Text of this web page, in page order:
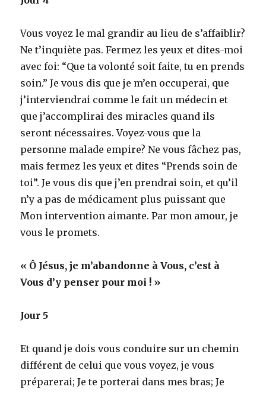
Vous voyez le mal grandir au lieu de s’affaiblir?
Ne t’inquiète pas. Fermez les yeux et dites-moi
avec foi: “Que ta volonté soit faite, tu en prends
soin.” Je vous dis que je m’en occuperai, que
j’interviendrai comme le fait un médecin et
que j’accomplirai des miracles quand ils
seront nécessaires. Voyez-vous que la
personne malade empire? Ne vous fâchez pas,
mais fermez les yeux et dites “Prends soin de
toi”. Je vous dis que j’en prendrai soin, et qu’il
n’y a pas de médicament plus puissant que
Mon intervention aimante. Par mon amour, je
vous le promets.
« Ô Jésus, je m’abandonne à Vous, c’est à
Vous d’y penser pour moi ! »
Jour 5
Et quand je dois vous conduire sur un chemin
différent de celui que vous voyez, je vous
préparerai; Je te porterai dans mes bras; Je